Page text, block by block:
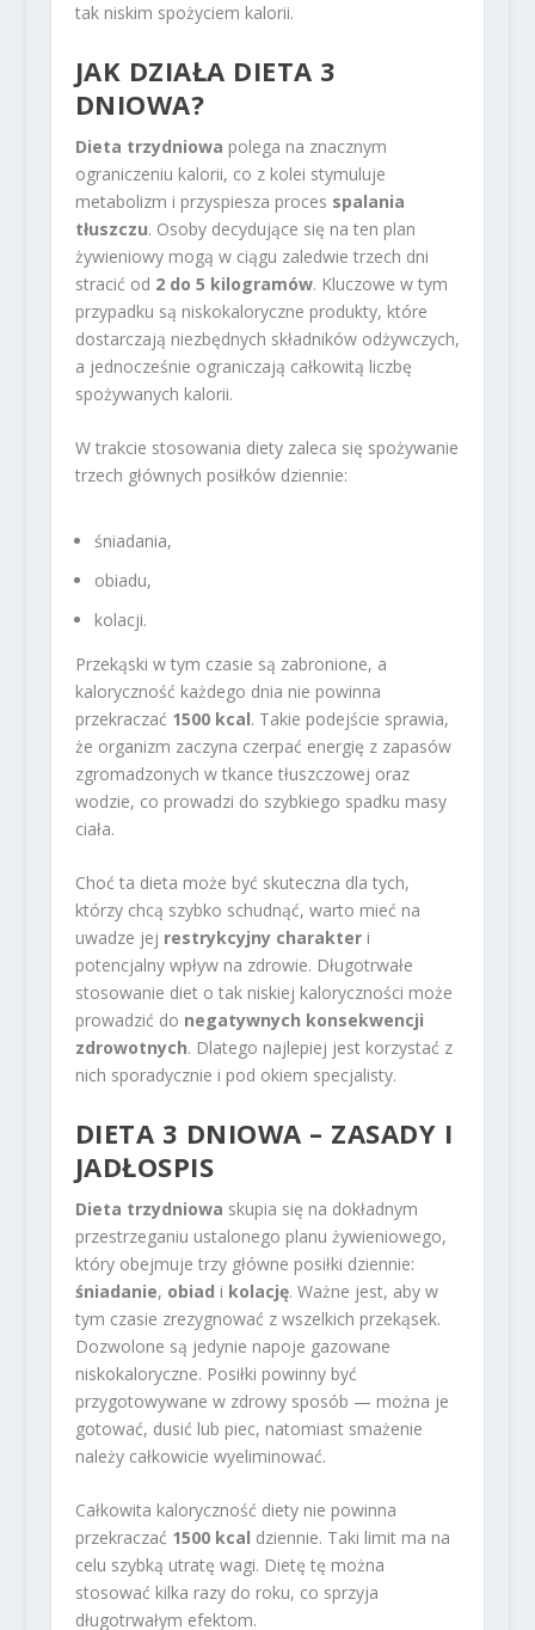
tak niskim spożyciem kalorii.
JAK DZIAŁA DIETA 3
DNIOWA?
Dieta trzydniowa polega na znacznym
ograniczeniu kalorii, co z kolei stymuluje
metabolizm i przyspiesza proces spalania
tłuszczu. Osoby decydujące się na ten plan
żywieniowy mogą w ciągu zaledwie trzech dni
stracić od 2 do 5 kilogramów. Kluczowe w tym
przypadku są niskokaloryczne produkty, które
dostarczają niezbędnych składników odżywczych,
a jednocześnie ograniczają całkowitą liczbę
spożywanych kalorii.
W trakcie stosowania diety zaleca się spożywanie
trzech głównych posiłków dziennie:
śniadania,
obiadu,
kolacji.
Przekąski w tym czasie są zabronione, a
kaloryczność każdego dnia nie powinna
przekraczać 1500 kcal. Takie podejście sprawia,
że organizm zaczyna czerpać energię z zapasów
zgromadzonych w tkance tłuszczowej oraz
wodzie, co prowadzi do szybkiego spadku masy
ciała.
Choć ta dieta może być skuteczna dla tych,
którzy chcą szybko schudnąć, warto mieć na
uwadze jej restrykcyjny charakteri
potencjalny wpływ na zdrowie. Długotrwałe
stosowanie diet o tak niskiej kaloryczności może
prowadzić do negatywnych konsekwencji
zdrowotnych. Dlatego najlepiej jest korzystać z
nich sporadycznie i pod okiem specjalisty.
DIETA 3 DNIOWA – ZASADY I
JADŁOSPIS
Dieta trzydniowa skupia się na dokładnym
przestrzeganiu ustalonego planu żywieniowego,
który obejmuje trzy główne posiłki dziennie:
śniadanie, obiad i kolację. Ważne jest, aby w
tym czasie zrezygnować z wszelkich przekąsek.
Dozwolone są jedynie napoje gazowane
niskokaloryczne. Posiłki powinny być
przygotowywane w zdrowy sposób — można je
gotować, dusić lub piec, natomiast smażenie
należy całkowicie wyeliminować.
Całkowita kaloryczność diety nie powinna
przekraczać 1500 kcal dziennie. Taki limit ma na
celu szybką utratę wagi. Dietę tę można
stosować kilka razy do roku, co sprzyja
długotrwałym efektom.